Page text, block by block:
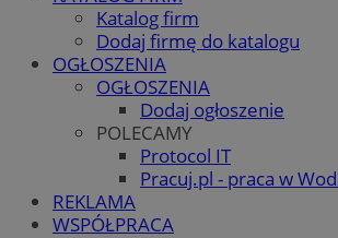
Katalog firm
Dodaj firmę do katalogu
OGŁOSZENIA
OGŁOSZENIA
Dodaj ogłoszenie
POLECAMY
Protocol IT
Pracuj.pl - praca w
REKLAMA
WSPÓŁPRACA